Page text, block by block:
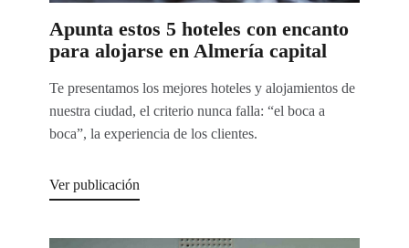
Apunta estos 5 hoteles con encanto
para alojarse en Almería capital
Te presentamos los mejores hoteles y alojamientos de
nuestra ciudad, el criterio nunca falla: “el boca a
boca”, la experiencia de los clientes.
Ver publicación